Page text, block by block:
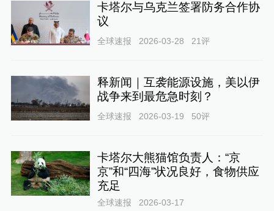
卡塔尔与乌克兰签署防务合作协
议
全球速报 2026-03-28 21评
释新闻｜互袭能源设施，美以伊
战争来到最危急时刻？
全球速报 2026-03-19 50评
卡塔尔大熊猫馆负责人：“京
京”和“四海”状况良好，食物供应
充足
全球速报 2026-03-17